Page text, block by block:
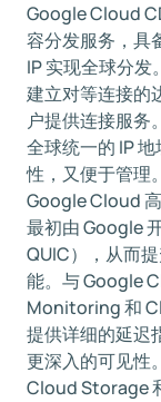
Google Cloud
容分发服务，具
IP 实现全球分发
建立对等连接的
户提供连接服务
全球统一的 IP
性，又便于管理
Google Cloud
最初由 Google
QUIC），从而
能。与 Google
Monitoring 和
提供详细的延迟
更深入的可见性
Cloud Storage